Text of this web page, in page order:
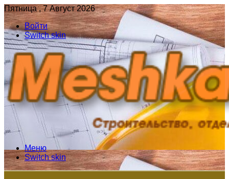
Пятница , 7 Август 2026
Войти
Switch skin
Меню
Switch skin